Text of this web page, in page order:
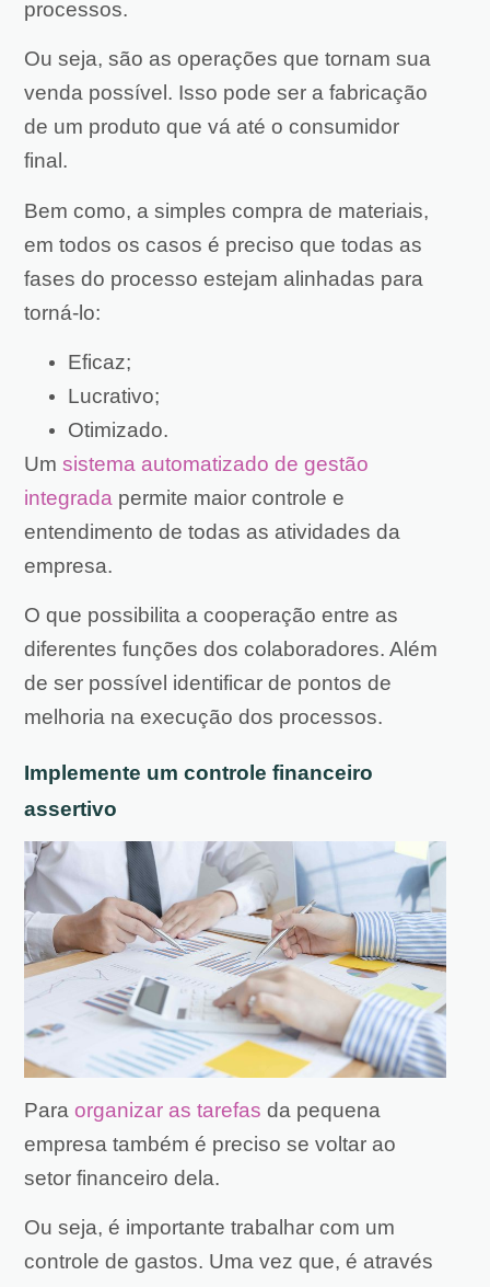
processos.
Ou seja, são as operações que tornam sua
venda possível. Isso pode ser a fabricação
de um produto que vá até o consumidor
final.
Bem como, a simples compra de materiais,
em todos os casos é preciso que todas as
fases do processo estejam alinhadas para
torná-lo:
Eficaz;
Lucrativo;
Otimizado.
Um sistema automatizado de gestão
integrada permite maior controle e
entendimento de todas as atividades da
empresa.
O que possibilita a cooperação entre as
diferentes funções dos colaboradores. Além
de ser possível identificar de pontos de
melhoria na execução dos processos.
Implemente um controle financeiro
assertivo
Para organizar as tarefas da pequena
empresa também é preciso se voltar ao
setor financeiro dela.
Ou seja, é importante trabalhar com um
controle de gastos. Uma vez que, é através